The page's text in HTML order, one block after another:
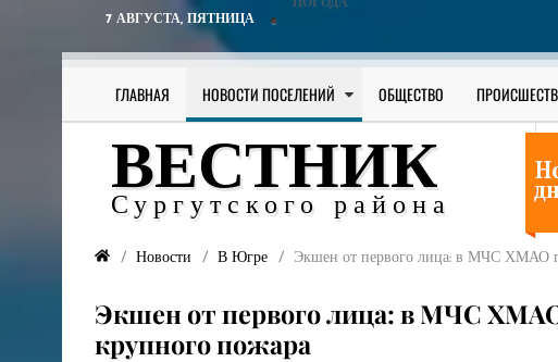
7 АВГУСТА, ПЯТНИЦА
ПОГОДА
ГЛАВНАЯ НОВОСТИ ПОСЕЛЕНИЙ ОБЩЕСТВО
ВЕСТНИК
Сургутского района
Новости В Югре Экшен от первого лица: в МЧС ХМАО
Экшен от первого лица: в МЧС
крупного пожара